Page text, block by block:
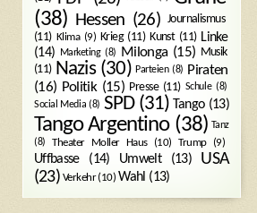
(38) Hessen (26) Journalismus
(11) Klima(9) Krieg(11) Kunst(11) Linke
(14) Marketing(8) Milonga(15) Musik
(11) Nazis(30) Parteien(8) Piraten
(16) Politik(15) Presse(11) Schule(8)
Social Media (8) SPD(31) Tango(13)
Tango Argentino(38) Tanz
(8)
Theater Moller Haus(10) Trump(9)
Uffbasse(14) Umwelt(13)
USA
(23) Verkehr(10) Wahl (13)